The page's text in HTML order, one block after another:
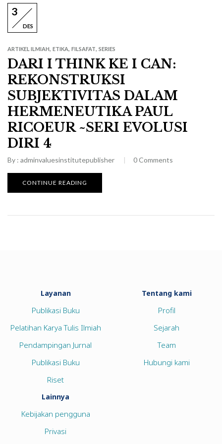
3
DES
ARTIKEL ILMIAH, ETIKA, FILSAFAT, SERIES
DARI I THINK KE I CAN:
REKONSTRUKSI
SUBJEKTIVITAS DALAM
HERMENEUTIKA PAUL
RICOEUR ~SERI EVOLUSI
DIRI 4
By : adminvaluesinstitutepublisher 0Comments
CONTINUE READING
Layanan
Publikasi Buku
Pelatihan Karya Tulis Ilmiah
Pendampingan Jurnal
Publikasi Buku
Riset
Tentang kami
Profil
Sejarah
Team
Hubungi kami
Lainnya
Kebijakan pengguna
Privasi